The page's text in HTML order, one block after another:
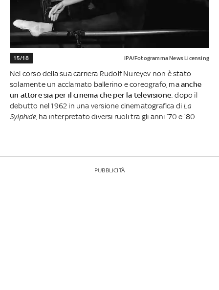
15/18 IPA/Fotogramma News Licensing
Nel corso della sua carriera Rudolf Nureyev non è stato
solamente un acclamato ballerino e coreografo, maanche
un attore sia per il cinema che per la televisione: dopo il
debutto nel 1962 in una versione cinematografica di La
Sylphide, ha interpretato diversi ruoli tra gli anni ’70 e ’80
PUBBLICITÀ